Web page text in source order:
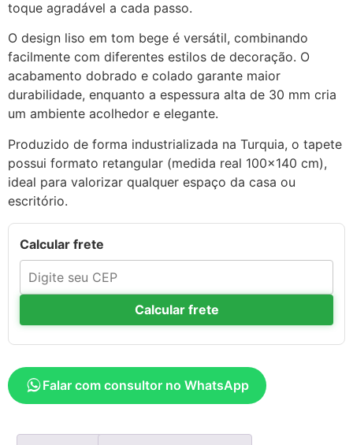
toque agradável a cada passo.
O design liso em tom bege é versátil, combinando
facilmente com diferentes estilos de decoração. O
acabamento dobrado e colado garante maior
durabilidade, enquanto a espessura alta de 30 mm cria
um ambiente acolhedor e elegante.
Produzido de forma industrializada na Turquia, o tapete
possui formato retangular (medida real 100×140 cm),
ideal para valorizar qualquer espaço da casa ou
escritório.
Calcular frete
Calcular frete
Falar com consultor no WhatsApp